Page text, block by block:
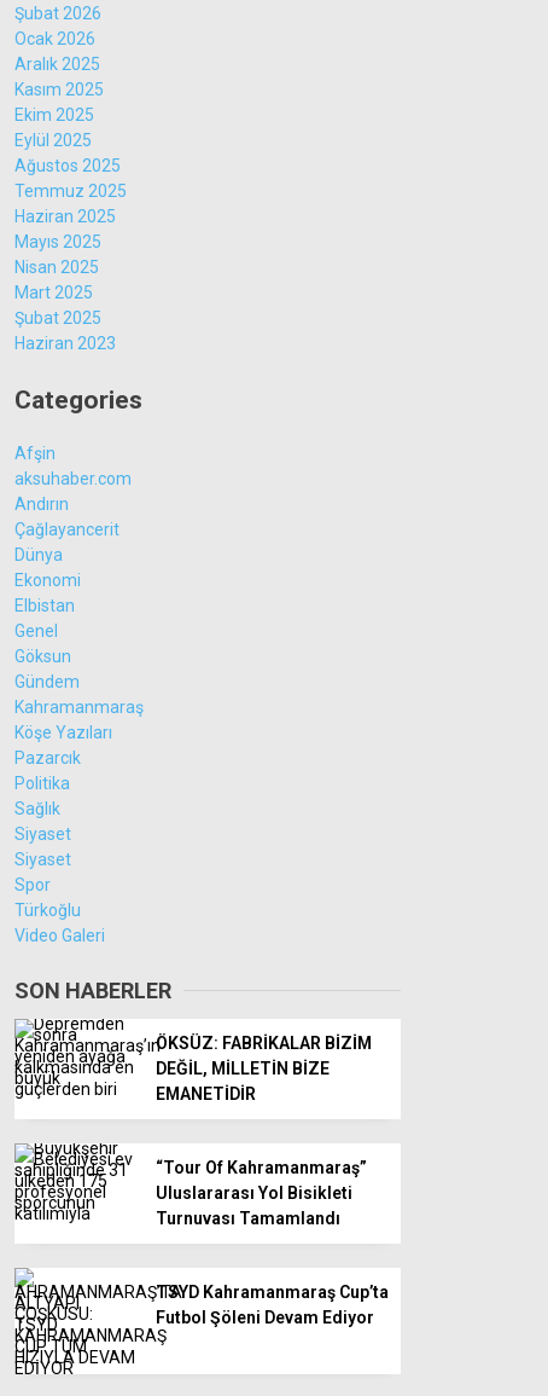
Şubat 2026
Ocak 2026
Aralık 2025
Kasım 2025
Ekim 2025
Eylül 2025
Ağustos 2025
Temmuz 2025
Haziran 2025
Mayıs 2025
Nisan 2025
Mart 2025
Şubat 2025
Haziran 2023
Categories
Afşin
aksuhaber.com
Andırın
Çağlayancerit
Dünya
Ekonomi
Elbistan
Genel
Göksun
Gündem
Kahramanmaraş
Köşe Yazıları
Pazarcık
Politika
Sağlık
Siyaset
Siyaset
Spor
Türkoğlu
Video Galeri
SON HABERLER
ÖKSÜZ: FABRİKALAR BİZİM
DEĞİL, MİLLETİN BİZE
EMANETİDİR
“Tour Of Kahramanmaraş”
Uluslararası Yol Bisikleti
Turnuvası Tamamlandı
TSYD Kahramanmaraş Cup’ta
Futbol Şöleni Devam Ediyor